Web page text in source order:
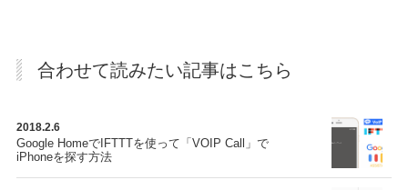
合わせて読みたい記事はこちら
2018.2.6
Google HomeでIFTTTを使って「VOIP Call」で
iPhoneを探す方法